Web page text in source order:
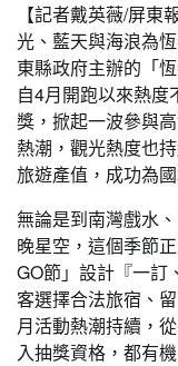
【記者戴英薇/屏
光、藍天與海浪為
東縣政府主辦的「
自4月開跑以來熱度
獎，掀起一波參與
熱潮，觀光熱度也
旅遊產值，成功為
無論是到南灣戲水
晚星空，這個季節
GO節」設計『一訂
客選擇合法旅宿、
月活動熱潮持續，
入抽獎資格，都有